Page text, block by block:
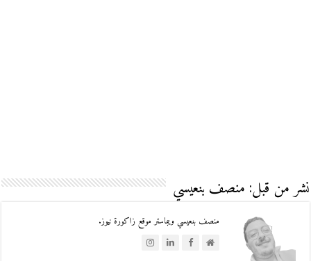
نشر من قبل: منصف بنعيسي
منصف بنعيسي ويبماستر موقع زاكورة نيوز.